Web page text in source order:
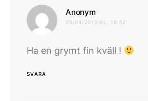
Anonymskriver:
29/04/2013 KL. 16:52
Ha en grymt fin kväll !
SVARA